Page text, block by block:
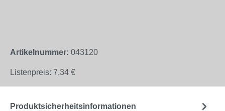
Artikelnummer: 043120
Listenpreis: 7,34 €
Produktsicherheitsinformationen